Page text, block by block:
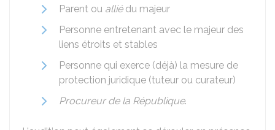
Parent ou alliédu majeur
Personne entretenant avec le majeur des
liens étroits et stables
Personne qui exerce (déjà) la mesure de
protection juridique (tuteur ou curateur)
Procureur de la République.